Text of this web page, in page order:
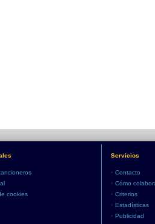
cookies
Servicios
• Contacto
• Cómo
• Criterios
• Estadísticas
• Publicidad